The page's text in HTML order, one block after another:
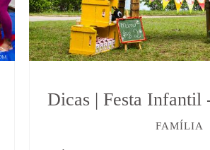
Dicas | Festa Infantil
FAMÍLIA